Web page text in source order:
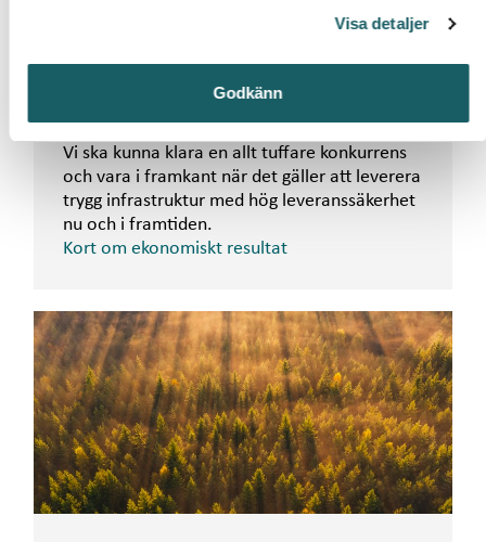
Visa detaljer
Godkänn
marknadsmässig utdelning till ägaren.
Vi ska kunna klara en allt tuffare konkurrens
och vara i framkant när det gäller att leverera
trygg infrastruktur med hög leveranssäkerhet
nu och i framtiden.
Kort om ekonomiskt resultat